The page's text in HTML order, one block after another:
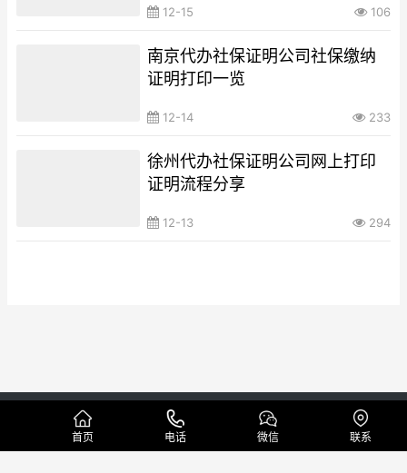
12-15 106
南京代办社保证明公司社保缴纳
证明打印一览
12-14 233
徐州代办社保证明公司网上打印
证明流程分享
12-13 294
Copyright © 代办工资流水制作公司 版权所有 蜀ICP备19005296号
网站地图
首页
电话 微信 联系